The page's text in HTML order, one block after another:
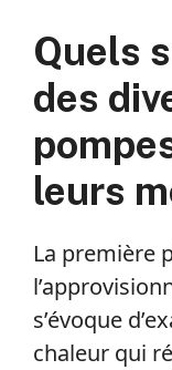
Quels
des
leurs
La première
s’évoque
chaleur qui